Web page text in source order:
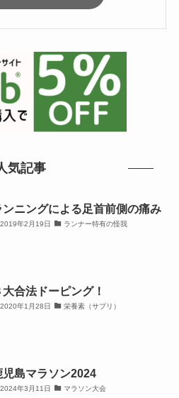
気記事
ンニングによる足首前側の痛み
2019年2月19日 ランナー特有の怪我
大合法ドーピング！
2020年1月28日 栄養素（サプリ）
児島マラソン2024
2024年3月11日 マラソン大会